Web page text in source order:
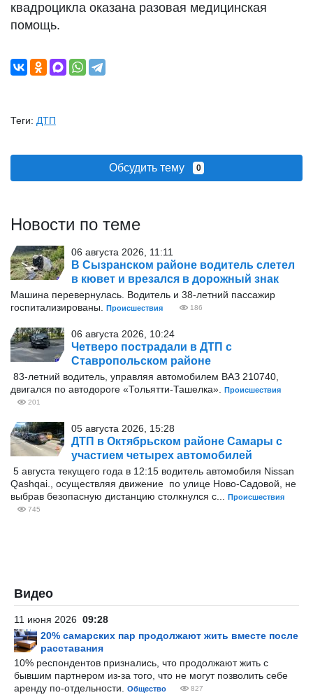
квадроцикла оказана разовая медицинская
помощь.
Теги: ДТП
Обсудить тему 0
Новости по теме
06 августа 2026, 11:11
В Сызранском районе водитель слетел
в кювет и врезался в дорожный знак
Машина перевернулась. Водитель и 38-летний пассажир
госпитализированы.
Происшествия 186
06 августа 2026, 10:24
Четверо пострадали в ДТП с
Ставропольском районе
83-летний водитель, управляя автомобилем ВАЗ 210740,
двигался по автодороге «Тольятти-Ташелка».
Происшествия
201
05 августа 2026, 15:28
ДТП в Октябрьском районе Самары с
участием четырех автомобилей
5 августа текущего года в 12:15 водитель автомобиля Nissan
Qashqai., осуществляя движение по улице Ново-Садовой, не
выбрав безопасную дистанцию столкнулся с...
Происшествия
745
Видео
11 июня 2026 09:28
20% самарских пар продолжают жить вместе после
расставания
10% респондентов признались, что продолжают жить с
бывшим партнером из-за того, что не могут позволить себе
аренду по-отдельности.
Общество 827